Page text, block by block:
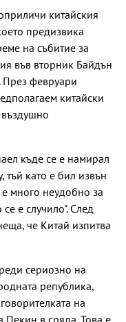
китайския
предизвика
на събитие за
във вторник Байдън
През февруари
китайски
къде се е намирал
тъй като е бил извън
е много неудобно за
е случило". След
че Китай изпитва
сериозно на
република,
на
в сряда. Това е